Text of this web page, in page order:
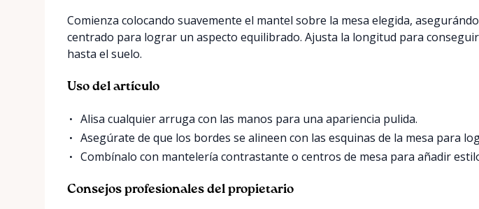
Comienza colocando suavemente el mantel sobre la mesa elegida,
centrado para lograr un aspecto equilibrado. Ajusta la longitud para
hasta el suelo.
Uso del artículo
Alisa cualquier arruga con las manos para una apariencia pulida.
Asegúrate de que los bordes se alineen con las esquinas de la mesa para
Combínalo con mantelería contrastante o centros de mesa para añadir
Consejos profesionales del propietario